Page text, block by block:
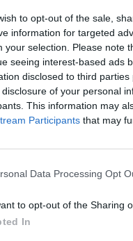
to opt-out of the sale,
information for targeted
your selection. Please note
seeing interest-based ads
disclosed to third
of your personal
This information may
Participants that may
Data Processing Opt
to opt-out of the Sharing
In
výstavby zpevněné
žádosti o
přírodní rezervace
se v těchto dnech
ve staveniště:
dvě dodávky,
a do dáli
2011 stalo na